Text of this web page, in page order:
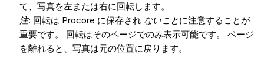
て、写真を左または右に回転します。
注: 回転は Procore に保存され ないことに注意することが
重要です。 回転はそのページでのみ表示可能です。 ページ
を離れると、写真は元の位置に戻ります。